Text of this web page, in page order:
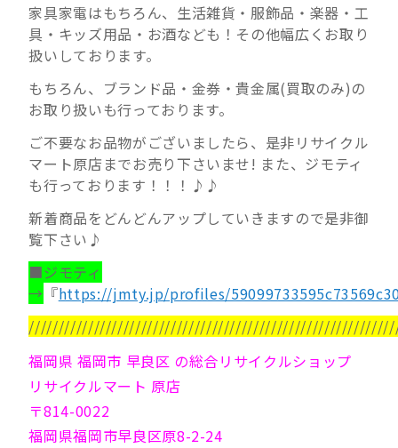
家具家電はもちろん、生活雑貨・服飾品・楽器・工
具・キッズ用品・お酒なども！その他幅広くお取り
扱いしております。
もちろん、ブランド品・金券・貴金属(買取のみ)の
お取り扱いも行っております。
ご不要なお品物がございましたら、是非リサイクル
マート原店までお売り下さいませ! また、ジモティ
も行っております！！！♪♪
新着商品をどんどんアップしていきますので是非御
覧下さい♪
■ジモティ
→ 『https://jmty.jp/profiles/
福岡県 福岡市 早良区 の総合リサイクルショップ
リサイクルマート 原店
〒814-0022
福岡県福岡市早良区原8-2-24